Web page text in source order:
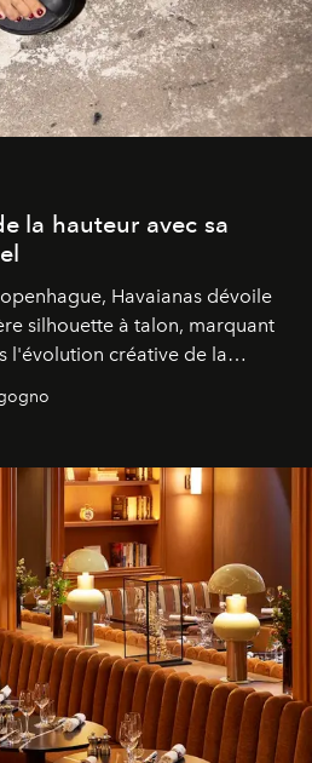
la hauteur avec sa
Havaianas dévoile
silhouette à talon, marquant
l'évolution créative de la